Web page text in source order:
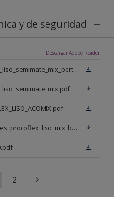
y de seguridad
Descargar Adobe Reader
ficha_tecnica_procoflex_liso_semimate_mix_portugues.pdf
ficha_seguridad_pr_es_es_procoflex_liso_mix_bb.pdf
2